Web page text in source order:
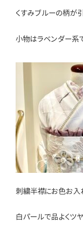
くすみブルーの柄が
小物はラベンダー系
刺繍半襟にお色お入
白パールで品よくツ